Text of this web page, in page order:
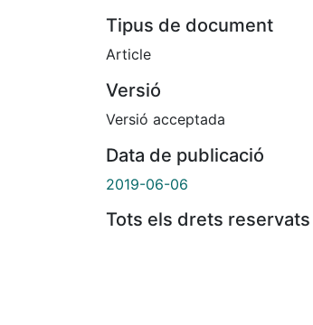
Tipus de document
Article
Versió
Versió acceptada
Data de publicació
2019-06-06
Tots els drets reservats